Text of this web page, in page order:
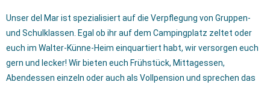
Unser del Mar ist spezialisiert auf die Verpflegung von Gruppen-
und Schulklassen. Egal ob ihr auf dem Campingplatz zeltet oder
euch im Walter-Künne-Heim einquartiert habt, wir versorgen euch
gern und lecker! Wir bieten euch Frühstück, Mittagessen,
Abendessen einzeln oder auch als Vollpension und sprechen das